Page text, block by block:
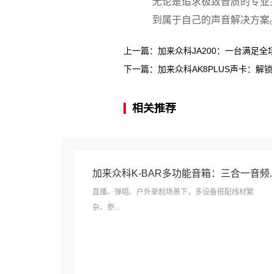
到属于自己的声音解决方案
上一篇： 加来众科JA200：一台满足全
下一篇： 加来众科AK8PLUS声卡：解锁
相关推荐
加来众科K-BAR多功能音箱：三合一音频
直播、弹唱、户外录制场景下，多设备搭配线材繁
杂、参...